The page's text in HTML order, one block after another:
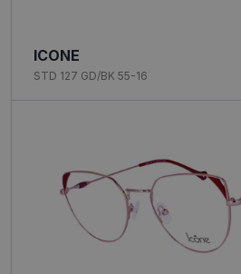
ICONE
STD 127 GD/BK 55-16